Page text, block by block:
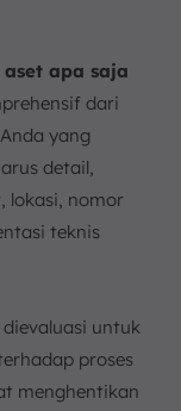
apa saja
dari
yang
detail,
lokasi, nomor
teknis
untuk
proses
menghentikan